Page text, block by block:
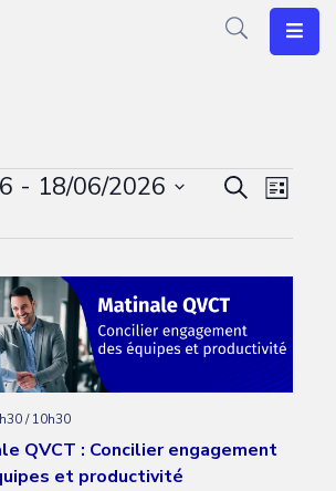
et
de
vues
Recherche
vues
Liste
- 18/06/2026
QVCT : Concilier engagement
et productivité
/10h30